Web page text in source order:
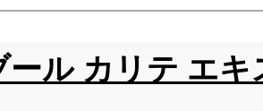
ル カリテ エキ